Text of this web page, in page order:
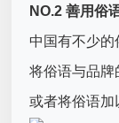
NO.2 善用俗
中国有不少的
将俗语与品牌
或者将俗语加